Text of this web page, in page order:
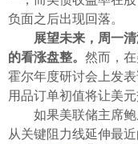
负面之后出现回落。
展望未来，周一
的看涨盘整。 然而，
霍尔年度研讨会上发
用品订单初值将让美元
如果美联储主席
从关键阻力线延伸最近